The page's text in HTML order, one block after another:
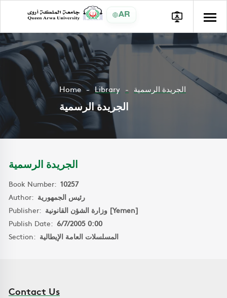
AR
Home Library الجريدة الرسمية
الجريدة الرسمية
الجريدة الرسمية
Book Number: 10257
Author: رئيس الجمهورية
Publisher:
وزارة الشؤن القانونية [Yemen]
Publish Date: 6/7/2005 0:00
Section: المسلسلات العامة الإيطالية
Contact Us